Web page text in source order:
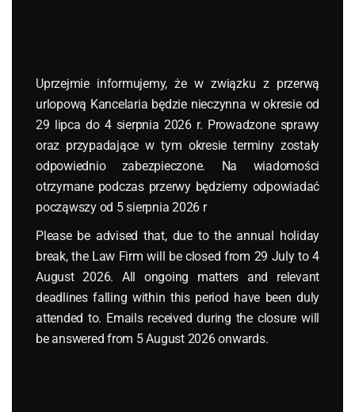
24 lipca 2026
działalność gospodarcza,Freistellungsbescheinigung
podatek budowlany, prace budowlane w Niemczech,
prawo niemieckie,Zollamt
Zakład podatkowy polskiej firmy
budowlanej w Niemczech po
wytycznych BMF z 18 czerwca 2026 r.
Read More
Uprzejmie informujemy, że w związku z przerwą
urlopową Kancelaria będzie nieczynna w okresie od
29 lipca do 4 sierpnia 2026 r. Prowadzone sprawy
oraz przypadające w tym okresie terminy zostały
odpowiednio zabezpieczone. Na wiadomości
otrzymane podczas przerwy będziemy odpowiadać
począwszy od 5 sierpnia 2026 r
Please be advised that, due to the annual holiday
break, the Law Firm will be closed from 29 July to 4
August 2026. All ongoing matters and relevant
deadlines falling within this period have been duly
attended to. Emails received during the closure will
be answered from 5 August 2026 onwards.